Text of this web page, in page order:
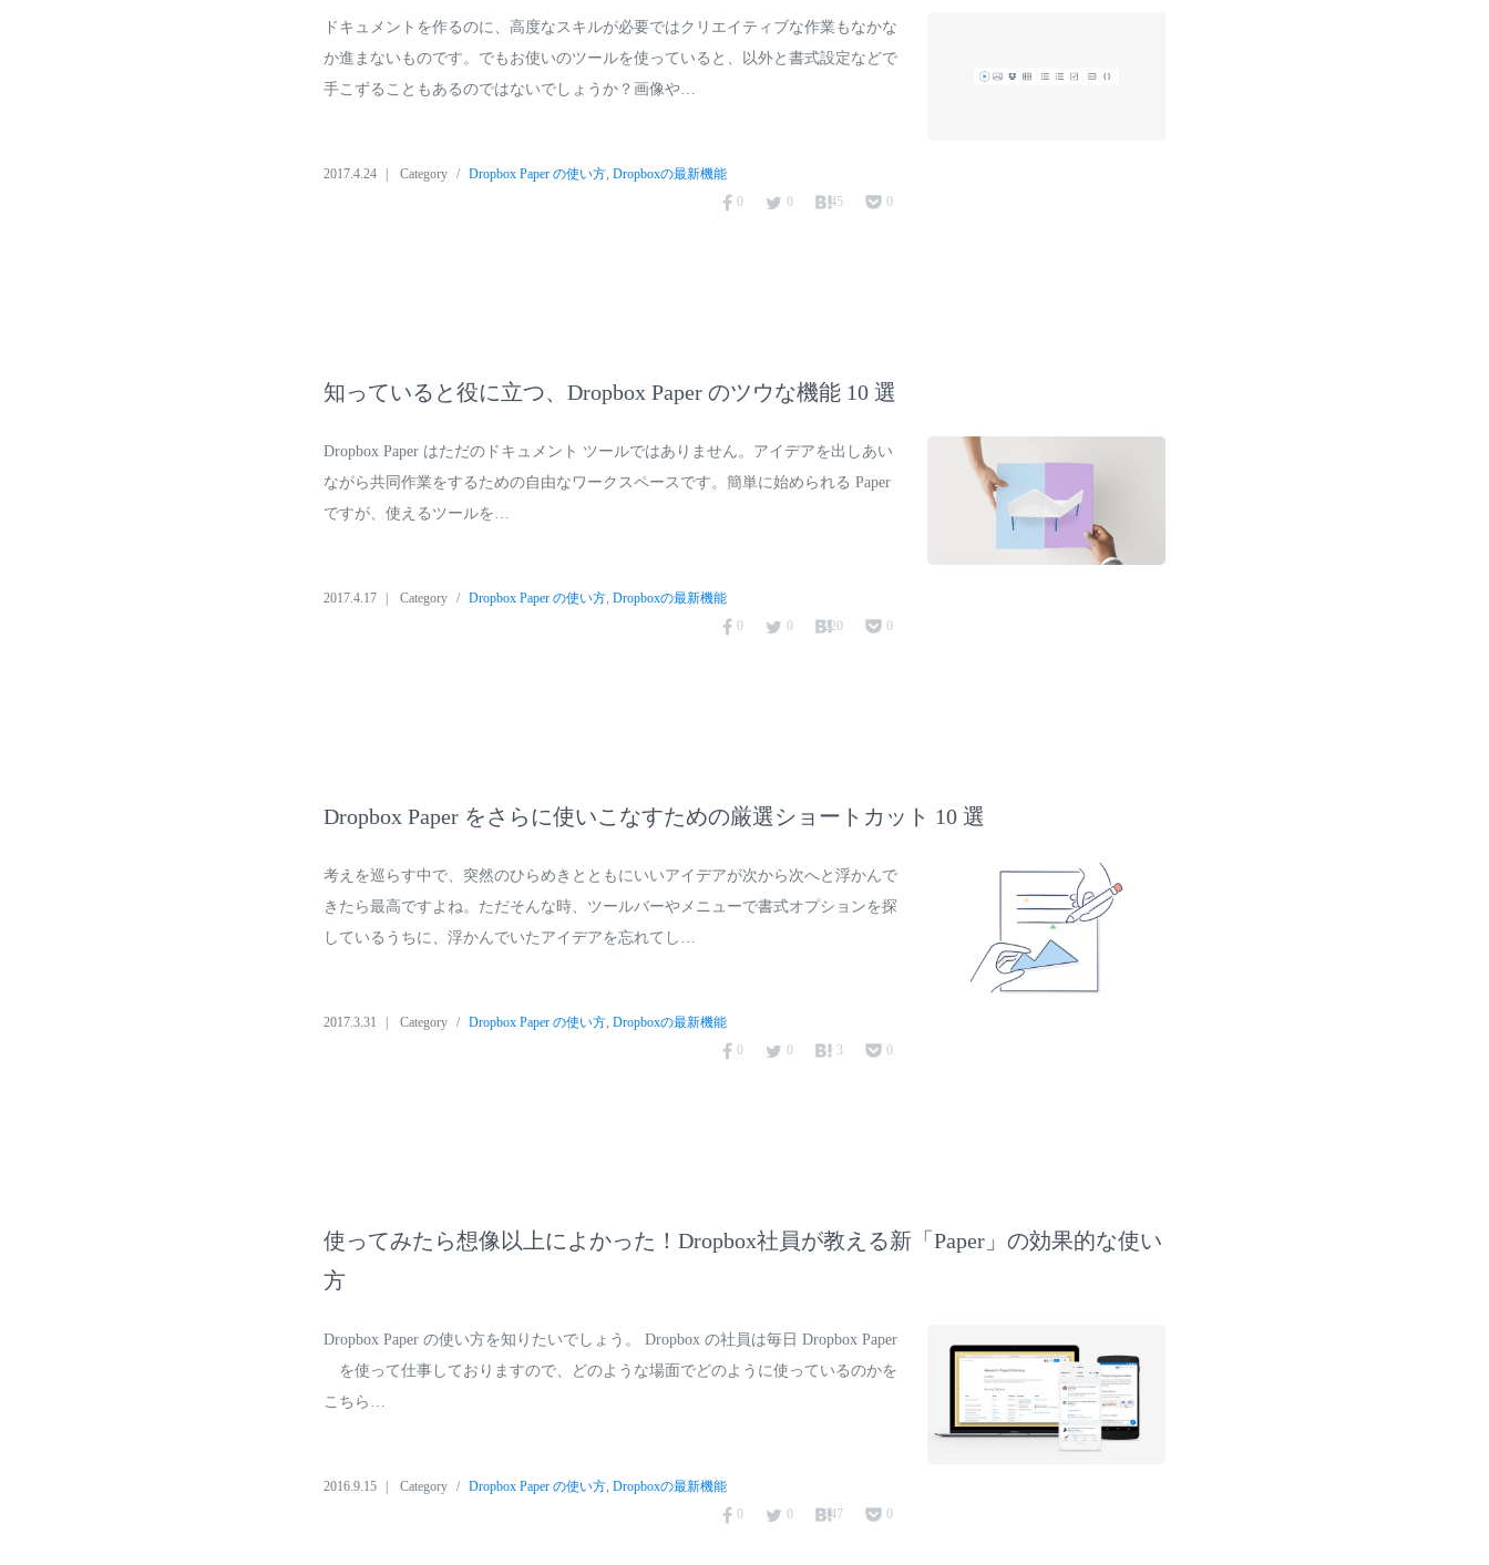
ドキュメントを作るのに、高度なスキルが必要ではクリエイティブな作業もなかな
か進まないものです。でもお使いのツールを使っていると、以外と書式設定などで
手こずることもあるのではないでしょうか？画像や…
2017.4.24 Category Dropbox Paper の使い方, Dropboxの最新機能
0
0 45 0
知っていると役に立つ、Dropbox Paper のツウな機能 10 選
Dropbox Paper はただのドキュメント ツールではありません。アイデアを出しあい
ながら共同作業をするための自由なワークスペースです。簡単に始められる Paper
ですが、使えるツールを…
2017.4.17 Category Dropbox Paper の使い方, Dropboxの最新機能
0
0 220 0
Dropbox Paper をさらに使いこなすための厳選ショートカット 10 選
考えを巡らす中で、突然のひらめきとともにいいアイデアが次から次へと浮かんで
きたら最高ですよね。ただそんな時、ツールバーやメニューで書式オプションを探
しているうちに、浮かんでいたアイデアを忘れてし…
2017.3.31 Category Dropbox Paper の使い方, Dropboxの最新機能
0
0 3 0
使ってみたら想像以上によかった！Dropbox社員が教える新「Paper」の効果的な使い
方
Dropbox Paper の使い方を知りたいでしょう。 Dropbox の社員は毎日 Dropbox Paper
を使って仕事しておりますので、どのような場面でどのように使っているのかを
こちら…
2016.9.15 Category Dropbox Paper の使い方, Dropboxの最新機能
0
0 847 0